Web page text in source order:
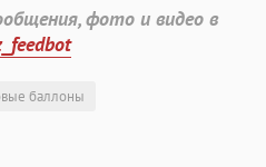
фото и видео в
баллоны